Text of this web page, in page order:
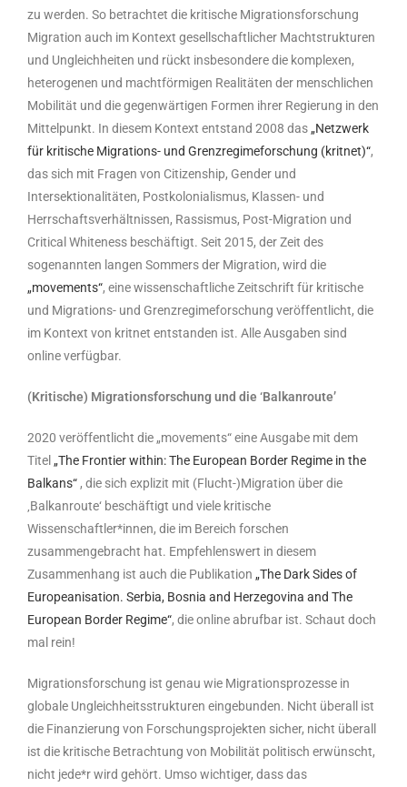
zu werden. So betrachtet die kritische Migrationsforschung
Migration auch im Kontext gesellschaftlicher Machtstrukturen
und Ungleichheiten und rückt insbesondere die komplexen,
heterogenen und machtförmigen Realitäten der menschlichen
Mobilität und die gegenwärtigen Formen ihrer Regierung in den
Mittelpunkt. In diesem Kontext entstand 2008 das „Netzwerk
für kritische Migrations- und Grenzregimeforschung (kritnet)“,
das sich mit Fragen von Citizenship, Gender und
Intersektionalitäten, Postkolonialismus, Klassen- und
Herrschaftsverhältnissen, Rassismus, Post-Migration und
Critical Whiteness beschäftigt. Seit 2015, der Zeit des
sogenannten langen Sommers der Migration, wird die
„movements“, eine wissenschaftliche Zeitschrift für kritische
und Migrations- und Grenzregimeforschung veröffentlicht, die
im Kontext von kritnet entstanden ist. Alle Ausgaben sind
online verfügbar.
(Kritische) Migrationsforschung und die ‘Balkanroute’
2020 veröffentlicht die „movements“ eine Ausgabe mit dem
Titel „The Frontier within: The European Border Regime in the
Balkans“ , die sich explizit mit (Flucht-)Migration über die
‚Balkanroute‘ beschäftigt und viele kritische
Wissenschaftler*innen, die im Bereich forschen
zusammengebracht hat. Empfehlenswert in diesem
Zusammenhang ist auch die Publikation „The Dark Sides of
Europeanisation. Serbia, Bosnia and Herzegovina and The
European Border Regime“, die online abrufbar ist. Schaut doch
mal rein!
Migrationsforschung ist genau wie Migrationsprozesse in
globale Ungleichheitsstrukturen eingebunden. Nicht überall ist
die Finanzierung von Forschungsprojekten sicher, nicht überall
ist die kritische Betrachtung von Mobilität politisch erwünscht,
nicht jede*r wird gehört. Umso wichtiger, dass das